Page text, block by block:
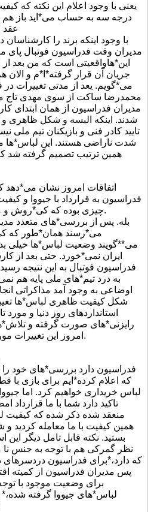
درجه سه به حساب می*اید باز هم
عقد
مدیران وقت فدراسیون فوتبال پای
این*هاواقعیتی است که من بعد
جریان آن قرار گرفته*ا*م و الان
می*گویم. یعد از مدتی تغییرات
محمدرضا ساکت از سوی مهدی تاج
مدیران فدراسیون از همان ابتدای
شدند. اینکه البسه و شکل ظاهری و
تایید کادر فنی و بازیکنان تیم ملی
شدت ناراضی هستند. این لباس*ها
همین ترتیب تصمیم گرفته شد
فدراسیون به قرارداد با جیووا و
چیزی بوده که کی*روش و مردم آن را اعلام می**کنند.
بله. پس از بررسی*های متعدد
می*رسند همان*طور که
می**گویند وضعیت لباس*ها خیلی
ایران نمی*خورد. حتی بعد از
فدراسیون فوتبال به این نتیجه
به درد تیم*های ملی پایه هم
اوضاعی به وجود آمد مذاکراتی
شکل کیفیت ظاهری لباس*ها
استانداردهای روز دنیا و
رایزنی*های صورت گرفته و
امروز این تغییرات مورد تایید هیچ کسی واقع نشد.
فدراسیون دارد بررسی*های خود
که اعلام کرده*ایم برای بازی با
لباس خریداری خواهیم کرد. اما
تاکید دارد شما با ما قرارداد
منعقد شده ذکر شده که کیفیت
همین کیفیت با ما معامله کردید و
بستید. نکته قابل تامل دیگر این
نظر گمرکی هم با توجه به جنس
که دارد،*برای فدراسیون دردسرهای
پس مدیران فدراسیون از کمیته
برای وضعیت موجود با
لباس*های جیووا گرفته